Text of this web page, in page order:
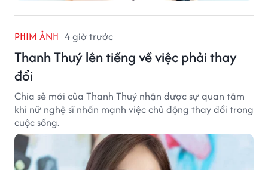
PHIM ẢNH 4 giờ trước
Thanh Thuý lên tiếng về việc phải thay
đổi
Chia sẻ mới của Thanh Thuý nhận được sự quan tâm
khi nữ nghệ sĩ nhấn mạnh việc chủ động thay đổi trong
cuộc sống.